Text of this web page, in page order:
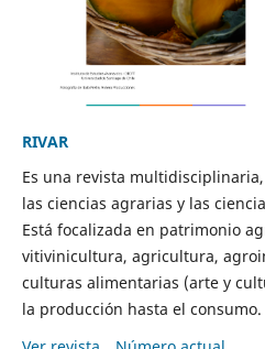
RIVAR
Es una revista
las ciencias agrarias y las
Está focalizada en patrimonio
vitivinicultura, agricultura,
culturas alimentarias (arte y
la producción hasta el consumo.